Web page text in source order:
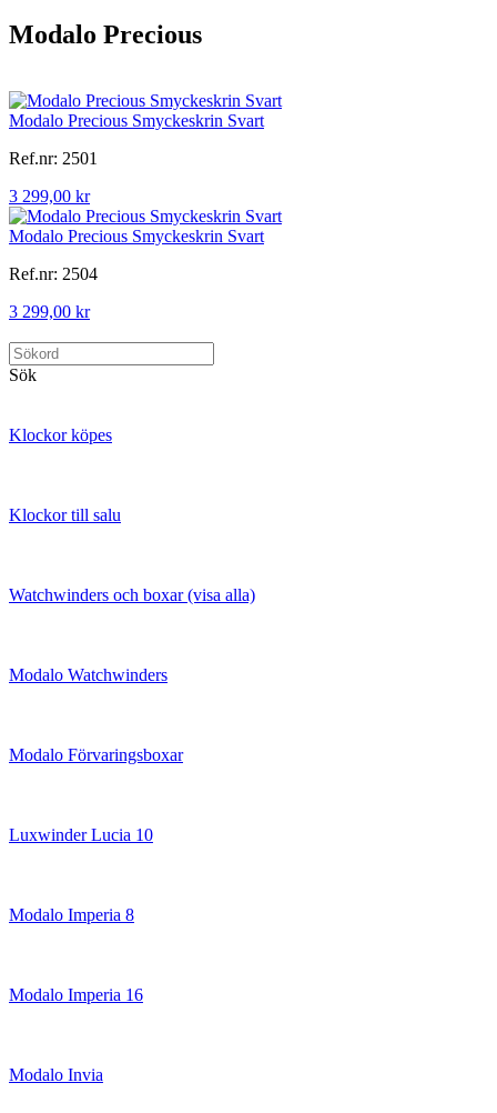
Modalo Precious
Modalo Precious Smyckeskrin Svart
Ref.nr: 2501
3 299,00 kr
Modalo Precious Smyckeskrin Svart
Ref.nr: 2504
3 299,00 kr
Sök
Klockor köpes
Klockor till salu
Watchwinders och boxar (visa alla)
Modalo Watchwinders
Modalo Förvaringsboxar
Luxwinder Lucia 10
Modalo Imperia 8
Modalo Imperia 16
Modalo Invia